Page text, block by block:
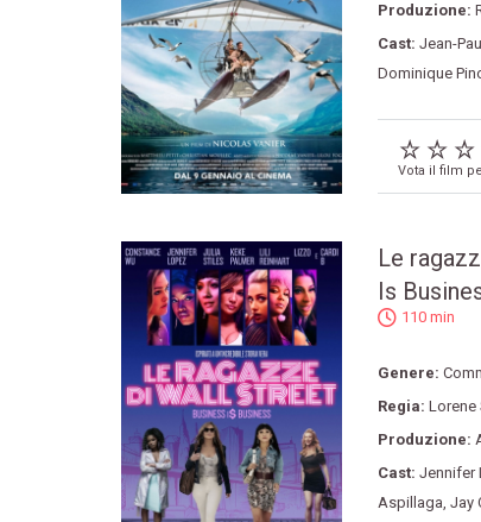
Produzione:
Cast: Jean-
Dominique
Vota il film
Le
Is
110 min
Genere:
Regia: Lorene
Produzione:
Cast: Jennifer
Aspillaga, Jay